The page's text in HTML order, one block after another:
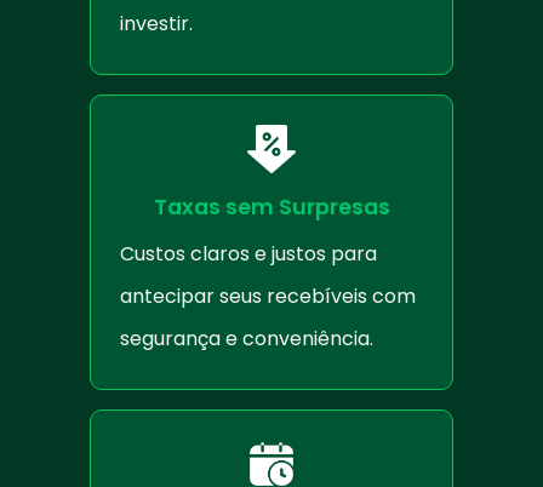
investir.
Taxas sem Surpresas
Custos claros e justos para
antecipar seus recebíveis com
segurança e conveniência.